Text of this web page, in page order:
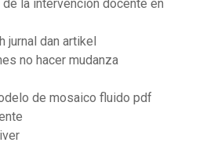
la intervencion docente en
jurnal dan artikel
no hacer mudanza
de mosaico fluido pdf